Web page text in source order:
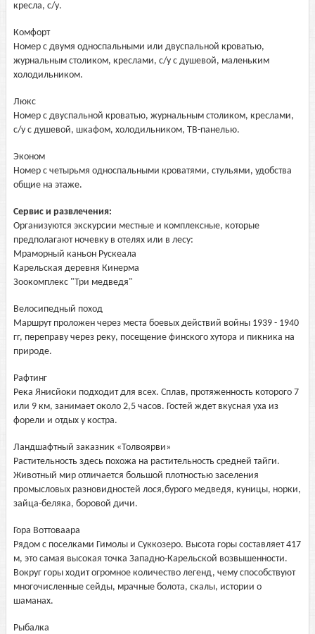
кресла, с/у.
Комфорт
Номер с двумя односпальными или двуспальной кроватью,
журнальным столиком, креслами, с/у с душевой, маленьким
холодильником.
Люкс
Номер с двуспальной кроватью, журнальным столиком, креслами,
с/у с душевой, шкафом, холодильником, ТВ-панелью.
Эконом
Номер с четырьмя односпальными кроватями, стульями, удобства
общие на этаже.
Сервис и развлечения:
Организуются экскурсии местные и комплексные, которые
предполагают ночевку в отелях или в лесу:
Мраморный каньон Рускеала
Карельская деревня Кинерма
Зоокомплекс "Три медведя"
Велосипедный поход
Маршрут проложен через места боевых действий войны 1939 - 1940
гг, переправу через реку, посещение финского хутора и пикника на
природе.
Рафтинг
Река Янисйоки подходит для всех. Сплав, протяженность которого 7
или 9 км, занимает около 2,5 часов. Гостей ждет вкусная уха из
форели и отдых у костра.
Ландшафтный заказник «Толвоярви»
Растительность здесь похожа на растительность средней тайги.
Животный мир отличается большой плотностью заселения
промысловых разновидностей лося,бурого медведя, куницы, норки,
зайца-беляка, боровой дичи.
Гора Воттоваара
Рядом с поселками Гимолы и Суккозеро. Высота горы составляет 417
м, это самая высокая точка Западно-Карельской возвышенности.
Вокруг горы ходит огромное количество легенд, чему способствуют
многочисленные сейды, мрачные болота, скалы, истории о
шаманах.
Рыбалка